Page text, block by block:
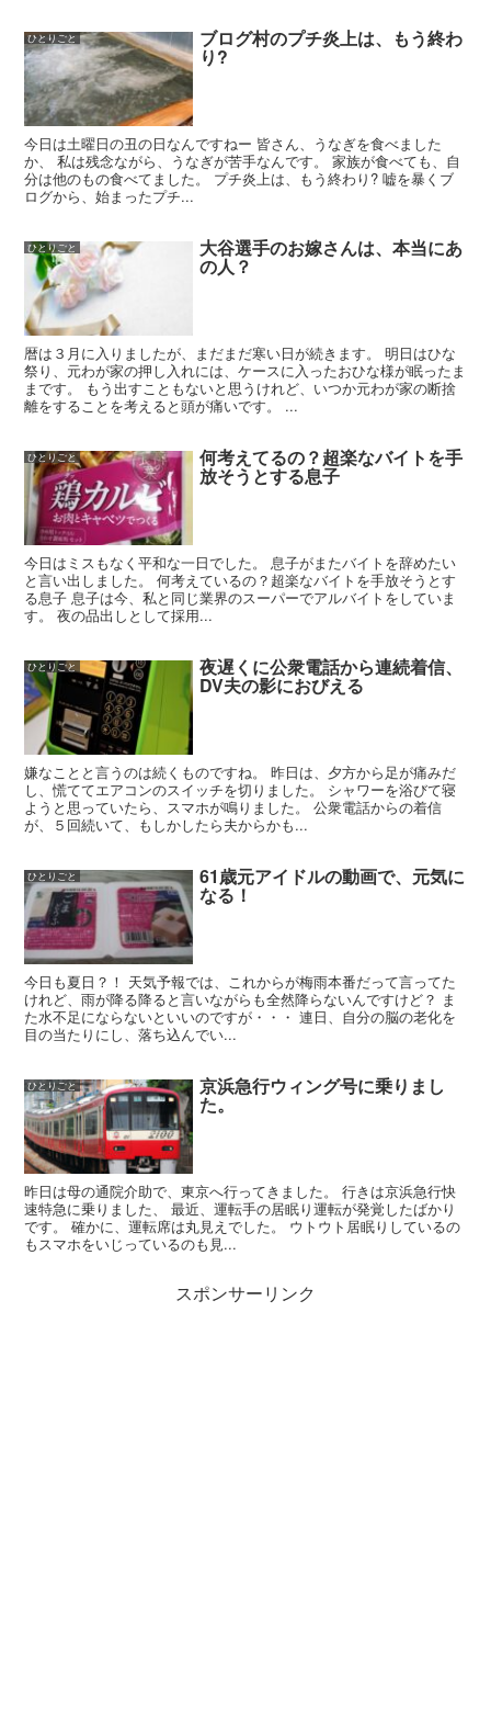
ひとりごと ブログ村のプチ炎上は、もう終わ
り?
今日は土曜日の丑の日なんですねー 皆さん、うなぎを食べました
か、 私は残念ながら、うなぎが苦手なんです。 家族が食べても、自
分は他のもの食べてました。 プチ炎上は、もう終わり? 嘘を暴くブ
ログから、始まったプチ...
ひとりごと 大谷選手のお嫁さんは、本当にあ
の人？
暦は３月に入りましたが、まだまだ寒い日が続きます。 明日はひな
祭り、元わが家の押し入れには、ケースに入ったおひな様が眠ったま
まです。 もう出すこともないと思うけれど、いつか元わが家の断捨
離をすることを考えると頭が痛いです。 ...
ひとりごと 何考えてるの？超楽なバイトを手
放そうとする息子
今日はミスもなく平和な一日でした。 息子がまたバイトを辞めたい
と言い出しました。 何考えているの？超楽なバイトを手放そうとす
る息子 息子は今、私と同じ業界のスーパーでアルバイトをしていま
す。 夜の品出しとして採用...
ひとりごと 夜遅くに公衆電話から連続着信、
DV夫の影におびえる
嫌なことと言うのは続くものですね。 昨日は、夕方から足が痛みだ
し、慌ててエアコンのスイッチを切りました。 シャワーを浴びて寝
ようと思っていたら、スマホが鳴りました。 公衆電話からの着信
が、５回続いて、もしかしたら夫からかも...
ひとりごと 61歳元アイドルの動画で、元気に
なる！
今日も夏日？！ 天気予報では、これからが梅雨本番だって言ってた
けれど、雨が降る降ると言いながらも全然降らないんですけど？ ま
た水不足にならないといいのですが・・・ 連日、自分の脳の老化を
目の当たりにし、落ち込んでい...
ひとりごと 京浜急行ウィング号に乗りまし
た。
昨日は母の通院介助で、東京へ行ってきました。 行きは京浜急行快
速特急に乗りました、 最近、運転手の居眠り運転が発覚したばかり
です。 確かに、運転席は丸見えでした。 ウトウト居眠りしているの
もスマホをいじっているのも見...
スポンサーリンク